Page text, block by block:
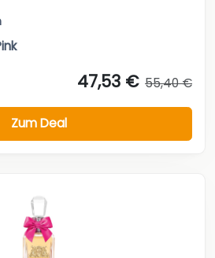
47,53 € 55,40 €
Zum Deal